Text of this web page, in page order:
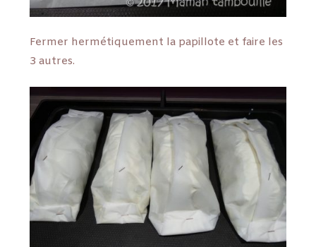
Fermer hermétiquement la papillote et faire les
3 autres.